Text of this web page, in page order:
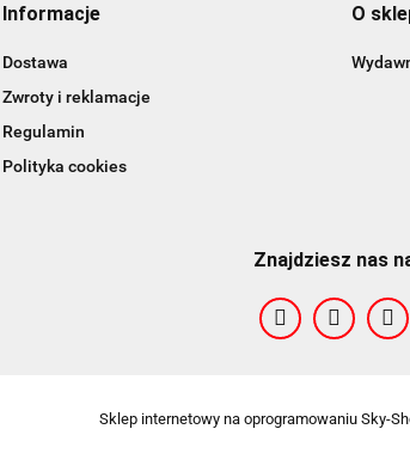
Informacje
Dostawa
Zwroty i reklamacje
Regulamin
Polityka cookies
O
Znajdziesz nas
Sklep internetowy na oprogramowaniu Sky-